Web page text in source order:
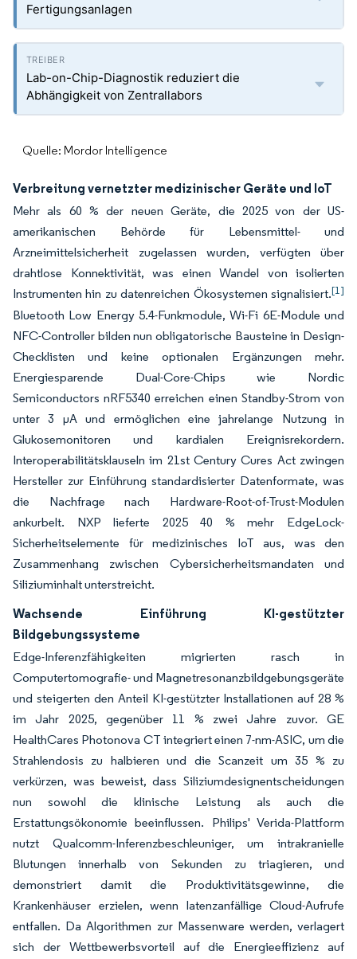
Fertigungsanlagen
Lab-on-Chip-Diagnostik reduziert die
Abhängigkeit von Zentrallabors
Quelle: Mordor Intelligence
Verbreitung vernetzter medizinischer Geräte und IoT
Mehr als 60 % der neuen Geräte, die 2025 von der US-
amerikanischen Behörde für Lebensmittel- und
Arzneimittelsicherheit zugelassen wurden, verfügten über
drahtlose Konnektivität, was einen Wandel von isolierten
Instrumenten hin zu datenreichen Ökosystemen signalisiert.[1]
Bluetooth Low Energy 5.4-Funkmodule, Wi-Fi 6E-Module und
NFC-Controller bilden nun obligatorische Bausteine in Design-
Checklisten und keine optionalen Ergänzungen mehr.
Energiesparende Dual-Core-Chips wie Nordic
Semiconductors nRF5340 erreichen einen Standby-Strom von
unter 3 µA und ermöglichen eine jahrelange Nutzung in
Glukosemonitoren und kardialen Ereignisrekordern.
Interoperabilitätsklauseln im 21st Century Cures Act zwingen
Hersteller zur Einführung standardisierter Datenformate, was
die Nachfrage nach Hardware-Root-of-Trust-Modulen
ankurbelt. NXP lieferte 2025 40 % mehr EdgeLock-
Sicherheitselemente für medizinisches IoT aus, was den
Zusammenhang zwischen Cybersicherheitsmandaten und
Siliziuminhalt unterstreicht.
Wachsende Einführung KI-gestützter
Bildgebungssysteme
Edge-Inferenzfähigkeiten migrierten rasch in
Computertomografie- und Magnetresonanzbildgebungsgeräte
und steigerten den Anteil KI-gestützter Installationen auf 28 %
im Jahr 2025, gegenüber 11 % zwei Jahre zuvor. GE
HealthCares Photonova CT integriert einen 7-nm-ASIC, um die
Strahlendosis zu halbieren und die Scanzeit um 35 % zu
verkürzen, was beweist, dass Siliziumdesignentscheidungen
nun sowohl die klinische Leistung als auch die
Erstattungsökonomie beeinflussen. Philips' Verida-Plattform
nutzt Qualcomm-Inferenzbeschleuniger, um intrakranielle
Blutungen innerhalb von Sekunden zu triagieren, und
demonstriert damit die Produktivitätsgewinne, die
Krankenhäuser erzielen, wenn latenzanfällige Cloud-Aufrufe
entfallen. Da Algorithmen zur Massenware werden, verlagert
sich der Wettbewerbsvorteil auf die Energieeffizienz auf